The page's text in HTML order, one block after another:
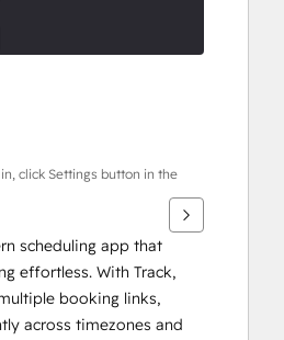
click Settings button in the
scheduling app that
effortless. With Track,
booking links,
across timezones and